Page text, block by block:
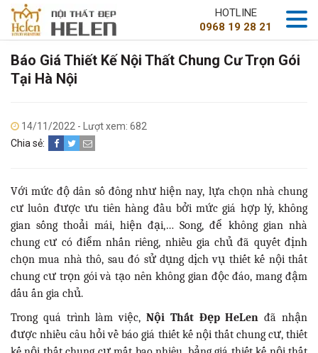
HOTLINE
0968 19 28 21
Báo Giá Thiết Kế Nội Thất Chung Cư Trọn Gói
Tại Hà Nội
14/11/2022 - Lượt xem: 682
Chia sẻ:
Với mức độ dân số đông như hiện nay, lựa chọn nhà chung
cư luôn được ưu tiên hàng đầu bởi mức giá hợp lý, không
gian sống thoải mái, hiện đại,… Song, để không gian nhà
chung cư có điểm nhấn riêng, nhiều gia chủ đã quyết định
chọn mua nhà thô, sau đó sử dụng dịch vụ thiết kế nội thất
chung cư trọn gói và tạo nên không gian độc đáo, mang đậm
dấu ấn gia chủ.
Trong quá trình làm việc, Nội Thất Đẹp HeLen đã nhận
được nhiều câu hỏi về báo giá thiết kế nội thất chung cư, thiết